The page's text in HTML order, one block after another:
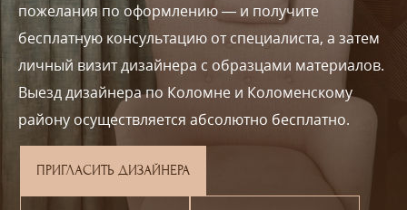
пожелания по оформлению — и получите
бесплатную консультацию от специалиста, а затем
личный визит дизайнера с образцами материалов.
Выезд дизайнера по Коломне и Коломенскому
району осуществляется абсолютно бесплатно.
ПРИГЛАСИТЬ ДИЗАЙНЕРА